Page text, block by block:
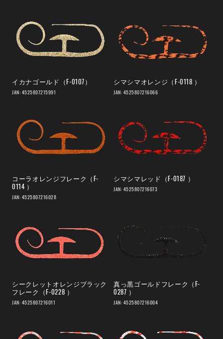
イカナゴールド（F-0107）
JAN: 4525807215991
シマシマオレンジ（F-0118 ）
JAN: 4525807216066
コーラオレンジフレーク（F-
0114 ）
JAN: 4525807216028
シマシマレッド（F-0187 ）
JAN: 4525807216073
シークレットオレンジブラック
フレーク（F-0228 ）
JAN: 4525807216011
真っ黒ゴールドフレーク（F-
0287 ）
JAN: 4525807216004